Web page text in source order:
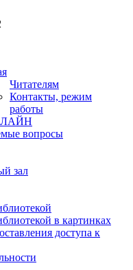
Читателям
Контакты, режим
работы
вопросы
зал
в картинках
доступа к